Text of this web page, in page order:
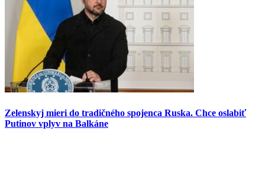
Zelenskyj mieri do tradičného spojenca Ruska. Chce oslabiť
Putinov vplyv na Balkáne